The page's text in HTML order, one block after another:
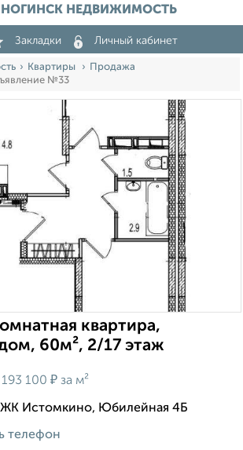
НОГИНСК НЕДВИЖИМОСТЬ
Закладки Личный кабинет
Квартиры
Продажа
№33
квартира,
60м², 2/17 этаж
193 100 ₽ за м²
Истомкино, Юбилейная 4Б
телефон